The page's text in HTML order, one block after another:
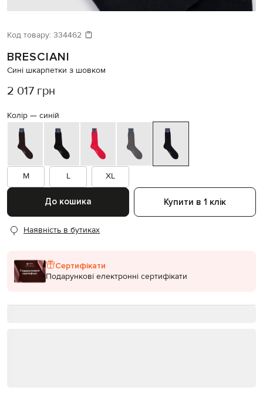
Код товару: 334462
BRESCIANI
Сині шкарпетки з шовком
2 017 грн
Колір — синій
M L XL
До кошика Купити в 1 клік
Наявність в бутиках
Сертифікати
Подарункові електронні сертифікати